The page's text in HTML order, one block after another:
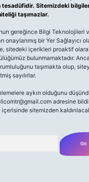
tesadüfidir. Sitemizdeki
taşımazlar.
gereğince Bilgi Teknolojileri
onaylanmış bir Yer Sağlayıcı
sitedeki içerikleri proaktif
bulunmamaktadır.
taşımakta olup,
sayılırlar.
aykırı olduğunu
adresine
sitemizden